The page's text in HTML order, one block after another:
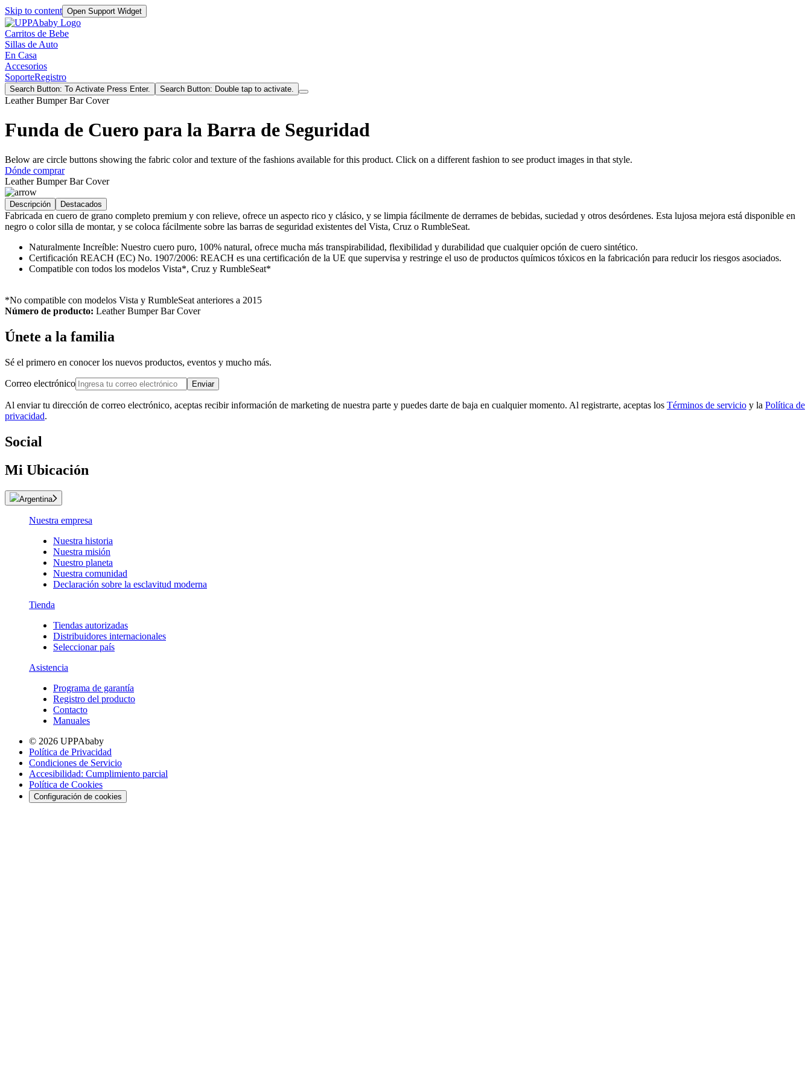
Skip to content Open Support Widget
Carritos de Bebe
Sillas de Auto
En Casa
Accesorios
SoporteRegistro
Search Button: To Activate Press Enter. Search Button: Double tap to activate.
Leather Bumper Bar Cover
Funda de Cuero para la Barra de Seguridad
Below are circle buttons showing the fabric color and texture of the fashions available for this product. Click on a different fashion to see product images in that style.
Dónde comprar
Leather Bumper Bar Cover
Descripción Destacados
Fabricada en cuero de grano completo premium y con relieve, ofrece un aspecto rico y clásico, y se limpia fácilmente de derrames de bebidas, suciedad y otros desórdenes. Esta lujosa mejora está disponible en
negro o color silla de montar, y se coloca fácilmente sobre las barras de seguridad existentes del Vista, Cruz o RumbleSeat.
Naturalmente Increíble: Nuestro cuero puro, 100% natural, ofrece mucha más transpirabilidad, flexibilidad y durabilidad que cualquier opción de cuero sintético.
Certificación REACH (EC) No. 1907/2006: REACH es una certificación de la UE que supervisa y restringe el uso de productos químicos tóxicos en la fabricación para reducir los riesgos asociados.
Compatible con todos los modelos Vista*, Cruz y RumbleSeat*
*No compatible con modelos Vista y RumbleSeat anteriores a 2015
Número de producto: Leather Bumper Bar Cover
Únete a la familia
Sé el primero en conocer los nuevos productos, eventos y mucho más.
Correo electrónico Enviar
Al enviar tu dirección de correo electrónico, aceptas recibir información de marketing de nuestra parte y puedes darte de baja en cualquier momento. Al registrarte, aceptas los Términos de servicio y la Política de
privacidad.
Social
Mi Ubicación
Argentina
Nuestra empresa
Nuestra historia
Nuestra misión
Nuestro planeta
Nuestra comunidad
Declaración sobre la esclavitud moderna
Tienda
Tiendas autorizadas
Distribuidores internacionales
Seleccionar país
Asistencia
Programa de garantía
Registro del producto
Contacto
Manuales
© 2026 UPPAbaby
Política de Privacidad
Condiciones de Servicio
Accesibilidad: Cumplimiento parcial
Política de Cookies
Configuración de cookies